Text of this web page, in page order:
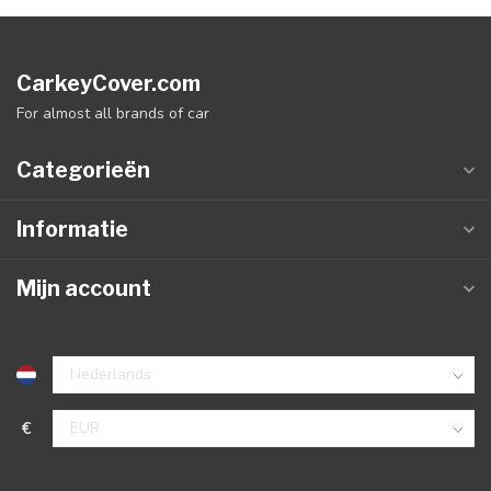
CarkeyCover.com
For almost all brands of car
Categorieën
Informatie
Mijn account
€